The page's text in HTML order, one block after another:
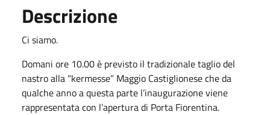
Descrizione
Ci siamo.
Domani ore 10.00 è previsto il tradizionale taglio del
nastro alla “kermesse” Maggio Castiglionese che da
qualche anno a questa parte l’inaugurazione viene
rappresentata con l’apertura di Porta Fiorentina.